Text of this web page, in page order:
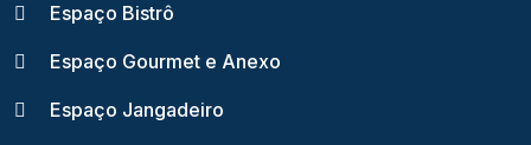
Espaço Bistrô
Espaço Gourmet e Anexo
Espaço Jangadeiro